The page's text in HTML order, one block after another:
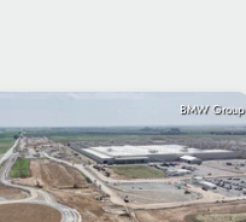
BMW Group